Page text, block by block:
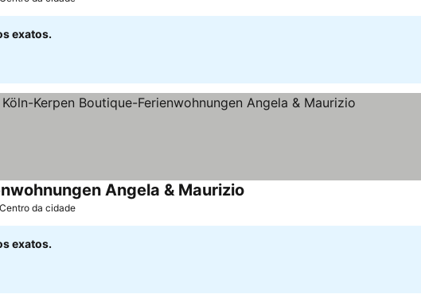
exatos.
Angela & Maurizio
da cidade
exatos.